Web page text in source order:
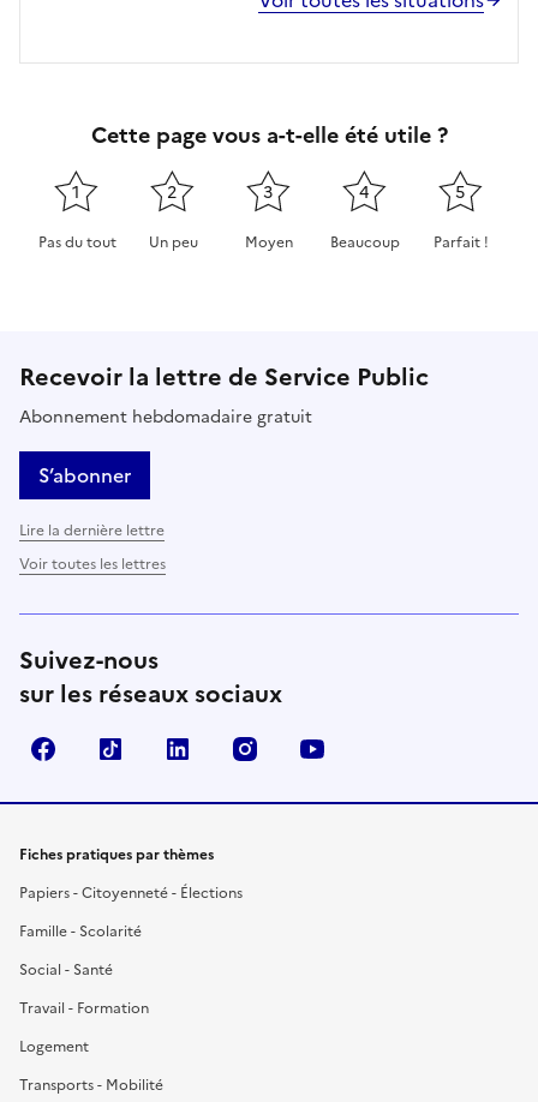
Cette page vous a-t-elle été utile ?
1
Pas du tout
2
Un peu
3
Moyen
4
Beaucoup
5
Parfait !
Recevoir la lettre de Service Public
Abonnement hebdomadaire gratuit
S’abonner
Lire la dernière lettre
Voir toutes les lettres
Suivez-nous
sur les réseaux sociaux
FacebookTikTok LinkedIn Instagram
Fiches pratiques par thèmes
Papiers - Citoyenneté - Élections
Famille - Scolarité
Social - Santé
Travail - Formation
Logement
Transports - Mobilité